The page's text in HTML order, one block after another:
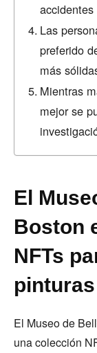
Las
preferido
más
Mientras
mejor se
El
Boston
NFTs
pinturas
El Museo de
una colección